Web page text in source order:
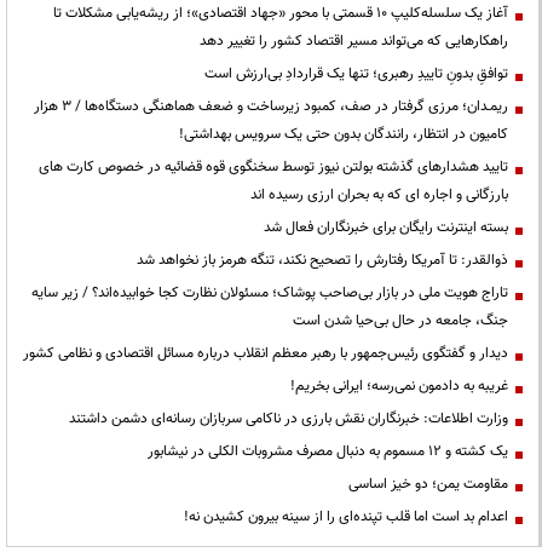
آغاز یک سلسله‌کلیپ ۱۰ قسمتی با محور «جهاد اقتصادی»؛ از ریشه‌یابی مشکلات تا
راهکارهایی که می‌تواند مسیر اقتصاد کشور را تغییر دهد
توافقِ بدونِ تاییدِ رهبری؛ تنها یک قراردادِ بی‌ارزش است
ریمـدان؛ مرزی گرفتار در صف، کمبود زیرساخت و ضعف هماهنگی دستگاه‌ها / ۳ هزار
کامیون در انتظار، رانندگان بدون حتی یک سرویس بهداشتی!
تایید هشدارهای گذشته بولتن نیوز توسط سخنگوی قوه قضائیه در خصوص کارت های
بارزگانی و اجاره ای که به بحران ارزی رسیده اند
بسته اینترنت رایگان برای خبرنگاران فعال شد
ذوالقدر: تا آمریکا رفتارش را تصحیح نکند، تنگه هرمز باز نخواهد شد
تاراج هویت ملی در بازار بی‌صاحب پوشاک؛ مسئولان نظارت کجا خوابیده‌اند؟ / زیر سایه
جنگ، جامعه در حال بی‌حیا شدن است
دیدار و گفتگوی رئیس‌جمهور با رهبر معظم انقلاب درباره مسائل اقتصادی و نظامی کشور
غریبه به دادمون نمی‌رسه؛ ایرانی بخریم!
وزارت اطلاعات: خبرنگاران نقش بارزی در ناکامی سربازان رسانه‌ای دشمن داشتند
یک کشته و ۱۲ مسموم به دنبال مصرف مشروبات الکلی در نیشابور
مقاومت یمن؛ دو خیز اساسی
اعدام بد است اما قلب تپنده‌ای را از سینه بیرون کشیدن نه!